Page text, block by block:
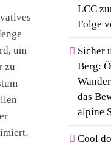
um
zu
LCC
Folge
Sicher
Berg:
das
alpine
Cool